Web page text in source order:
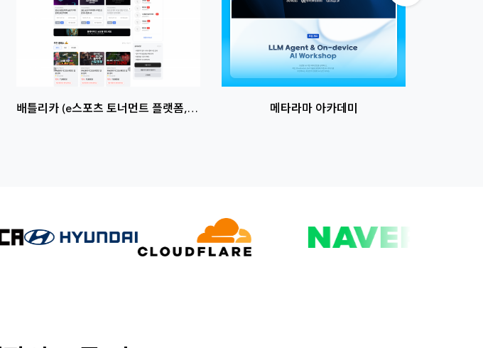
배틀리카 (e스포츠 토너먼트 플랫폼, 온
메타라마 아카데미